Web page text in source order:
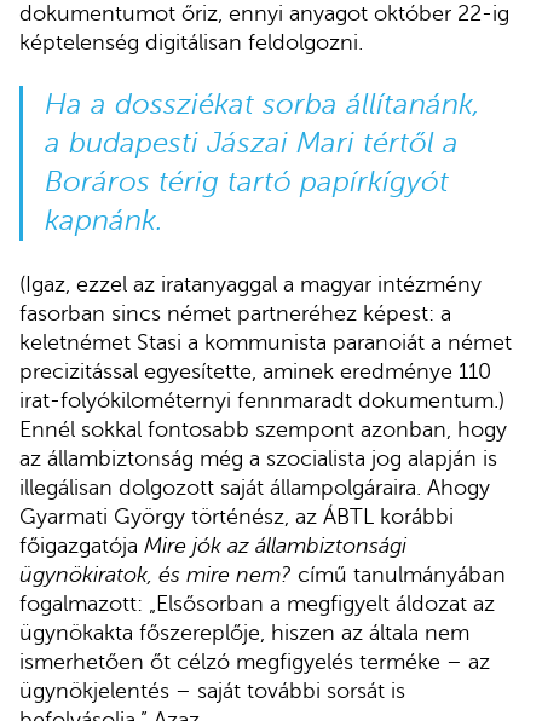
dokumentumot őriz, ennyi anyagot október 22-ig
képtelenség digitálisan feldolgozni.
Ha a dossziékat sorba állítanánk,
a budapesti Jászai Mari tértől a
Boráros térig tartó papírkígyót
kapnánk.
(Igaz, ezzel az iratanyaggal a magyar intézmény
fasorban sincs német partneréhez képest: a
keletnémet Stasi a kommunista paranoiát a német
precizitással egyesítette, aminek eredménye 110
irat-folyókilométernyi fennmaradt dokumentum.)
Ennél sokkal fontosabb szempont azonban, hogy
az állambiztonság még a szocialista jog alapján is
illegálisan dolgozott saját állampolgáraira. Ahogy
Gyarmati György történész, az ÁBTL korábbi
főigazgatója Mire jók az állambiztonsági
ügynökiratok, és mire nem? című tanulmányában
fogalmazott: „Elsősorban a megfigyelt áldozat az
ügynökakta főszereplője, hiszen az általa nem
ismerhetően őt célzó megfigyelés terméke – az
ügynökjelentés – saját további sorsát is